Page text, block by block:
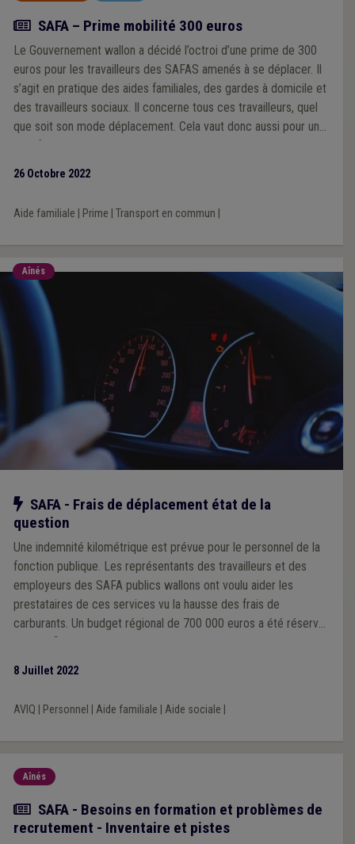
Actualité
SAFA – Prime mobilité 300 euros
Le Gouvernement wallon a décidé l’octroi d’une prime de 300
euros pour les travailleurs des SAFAS amenés à se déplacer. Il
s’agit en pratique des aides familiales, des gardes à domicile et
des travailleurs sociaux. Il concerne tous ces travailleurs, quel
que soit son mode déplacement. Cela vaut donc aussi pour une
aide familiale qui utiliserait les transports en commun ou
26 Octobre 2022
Aide familiale Prime Transport en commun
Aînés
Notre action
SAFA - Frais de déplacement état de la
question
Une indemnité kilométrique est prévue pour le personnel de la
fonction publique. Les représentants des travailleurs et des
employeurs des SAFA publics wallons ont voulu aider les
prestataires de ces services vu la hausse des frais de
carburants. Un budget régional de 700 000 euros a été réservé
à cette fin. Il permettait une hausse 0,24 centime de
8 Juillet 2022
AVIQ Personnel Aide familiale Aide sociale
Aînés
Actualité
SAFA - Besoins en formation et problèmes de
recrutement - Inventaire et pistes